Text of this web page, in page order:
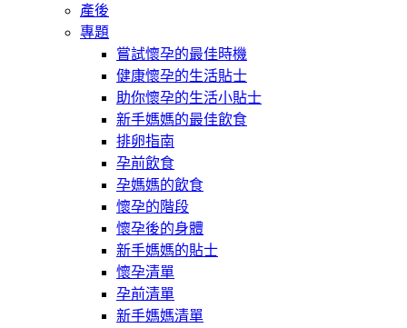
產後
專題
嘗試懷孕的最佳時機
健康懷孕的生活貼士
助你懷孕的生活小貼士
新手媽媽的最佳飲食
排卵指南
孕前飲食
孕媽媽的飲食
懷孕的階段
懷孕後的身體
新手媽媽的貼士
懷孕清單
孕前清單
新手媽媽清單